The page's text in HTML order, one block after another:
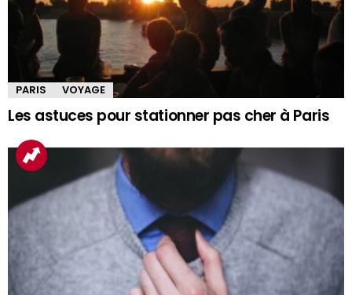
PARIS VOYAGE
Les astuces pour stationner pas cher à Paris